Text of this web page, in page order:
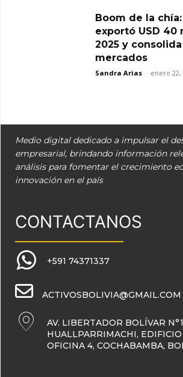
Boom de la
exportó USD 40
2025 y
mercados
Sandra Arias - enero 22,
Medio digital dedicado a impulsar el
empresarial, brindando información
análisis para fomentar el crecimiento
innovación en el país
CONTACTANOS
+591 74371337
ACTIVOSBOLIVIA@GMAIL.COM
AV. LIBERTADOR BOLÍVAR
HUALLPARRIMACHI, EDIFICIO
OFICINA 4, COCHABAMBA,